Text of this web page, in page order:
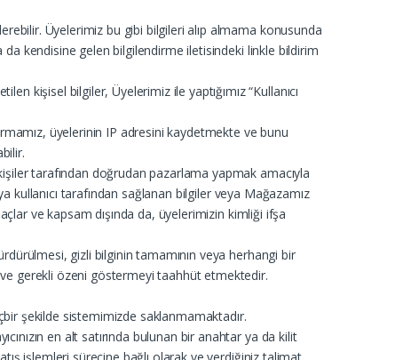
Üyelerimiz bu gibi bilgileri alıp almama konusunda
kendisine gelen bilgilendirme iletisindeki linkle bildirim
kişisel bilgiler, Üyelerimiz ile yaptığımız “Kullanıcı
üyelerinin IP adresini kaydetmekte ve bunu
tarafından doğrudan pazarlama yapmak amacıyla
tarafından sağlanan bilgiler veya Mağazamız
ve kapsam dışında da, üyelerimizin kimliği ifşa
gizli bilginin tamamının veya herhangi bir
ve gerekli özeni göstermeyi taahhüt etmektedir.
şekilde sistemimizde saklanmamaktadır.
en alt satırında bulunan bir anahtar ya da kilit